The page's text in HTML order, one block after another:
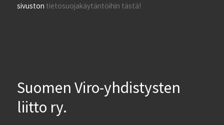
sivuston tietosuojakäytäntöihin tästä!
Suomen Viro-yhdistysten
liitto ry.